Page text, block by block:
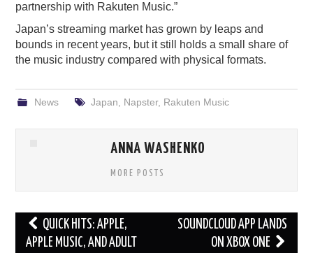
partnership with Rakuten Music.”
Japan’s streaming market has grown by leaps and
bounds in recent years, but it still holds a small share of
the music industry compared with physical formats.
News Japan Napster, Rakuten Music
ANNA WASHENKO
MORE POSTS
Post
navigation
QUICK HITS: APPLE,
APPLE MUSIC, AND ADULT
SOUNDCLOUD APP LANDS
ON XBOX ONE